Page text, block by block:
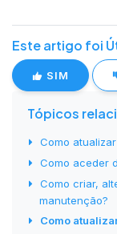
Tópicos
Como
Como aceder
Como criar,
manutenção?
Como
Este artigo foi
SIM